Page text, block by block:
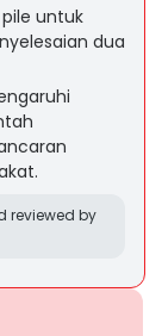
untuk
dua
reviewed by